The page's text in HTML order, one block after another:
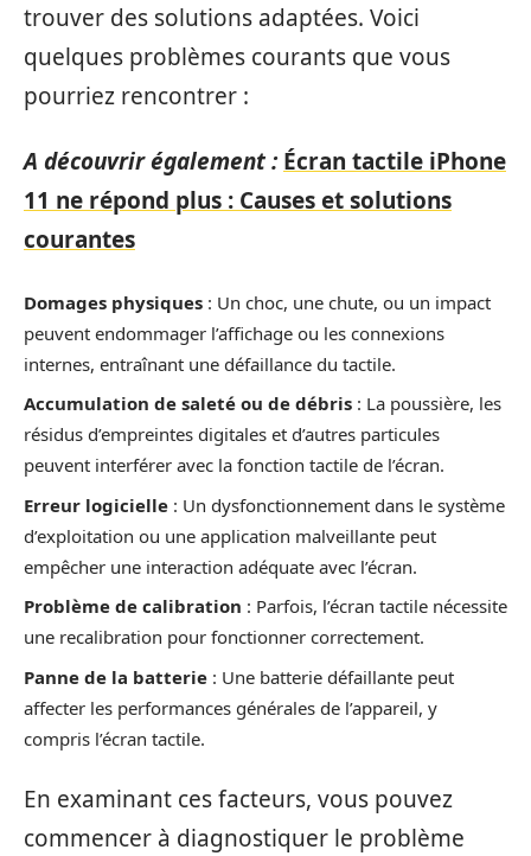
trouver des solutions adaptées. Voici
quelques problèmes courants que vous
pourriez rencontrer :
A découvrir également : Écran tactile iPhone
11 ne répond plus : Causes et solutions
courantes
Domages physiques : Un choc, une chute, ou un impact
peuvent endommager l’affichage ou les connexions
internes, entraînant une défaillance du tactile.
Accumulation de saleté ou de débris : La poussière, les
résidus d’empreintes digitales et d’autres particules
peuvent interférer avec la fonction tactile de l’écran.
Erreur logicielle : Un dysfonctionnement dans le système
d’exploitation ou une application malveillante peut
empêcher une interaction adéquate avec l’écran.
Problème de calibration : Parfois, l’écran tactile nécessite
une recalibration pour fonctionner correctement.
Panne de la batterie : Une batterie défaillante peut
affecter les performances générales de l’appareil, y
compris l’écran tactile.
En examinant ces facteurs, vous pouvez
commencer à diagnostiquer le problème